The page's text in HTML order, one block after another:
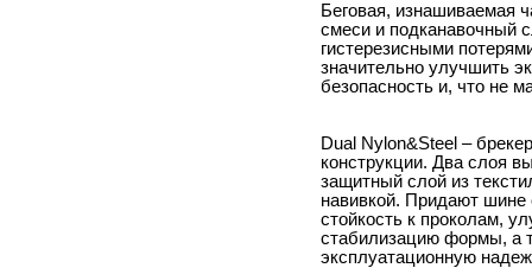
Беговая, изнашиваемая
смеси и подканавочный
гистерезисными
значительно улучшить
безопасность и, что не
Dual Nylon&Steel –
конструкции. Два слоя
защитный слой из
навивкой. Придают шине
стойкость к проколам,
стабилизацию формы, а
эксплуатационную